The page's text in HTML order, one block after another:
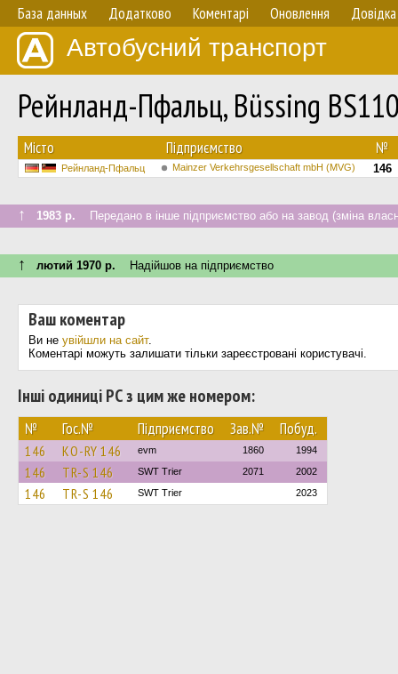
База данных Додатково Коментарі Оновлення Довідка
Автобусний транспорт
Рейнланд-Пфальц, Büssing
Мiсто Підприємство №
Рейнланд-Пфальц Mainzer Verkehrsgesellschaft mbH (MVG) 146
↑ 1983 р. Передано в інше підприємство або на завод (зміна
↑ лютий 1970 р. Надійшов на підприємство
Ваш коментар
Ви не увійшли на сайт.
Коментарі можуть залишати тільки зареєстровані користувачі.
Інші одиниці РС з цим же номером:
№ Гос.№ Підприємство Зав.№ Побуд.
146 KO-RY 146 evm 1860 1994
146 TR-S 146 SWT Trier 2071 2002
146 TR-S 146 SWT Trier 2023